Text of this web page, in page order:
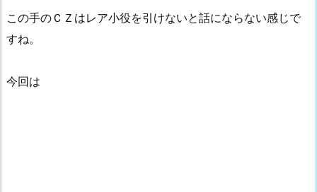
この手のＣＺはレア小役を引けないと話にならない感じで
すね。
今回は